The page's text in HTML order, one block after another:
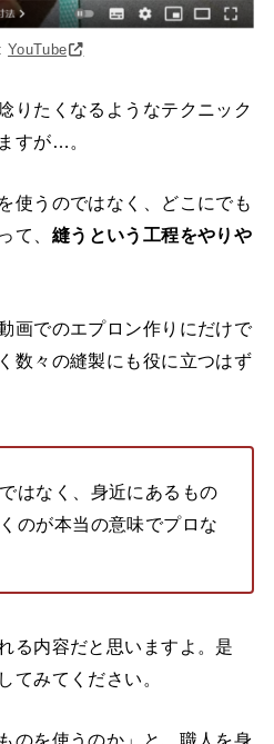
:YouTube
りたくなるようなテクニック
すが…。
使うのではなく、どこにでも
て、 縫うという工程をやりや
画でのエプロン作りにだけで
数々の縫製にも役に立つはず
はなく、身近にあるもの
のが本当の意味でプロな
る内容だと思いますよ。是
てみてください。
のを使うのか」と、職人を身